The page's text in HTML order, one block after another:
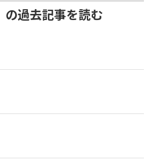
の過去記事を読む